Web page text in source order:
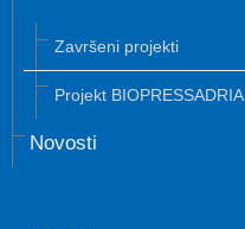
Završeni projekti
Projekt BIOPRESSADRIA
Novosti